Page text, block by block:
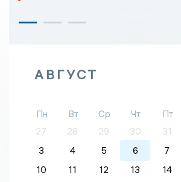
АВГУСТ
Пн Вт Ср Чт Пт
27
28 29 30 31
3
4 5 6 7
10
11 12 13 14